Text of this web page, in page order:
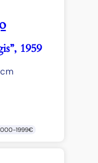
1959
1999€